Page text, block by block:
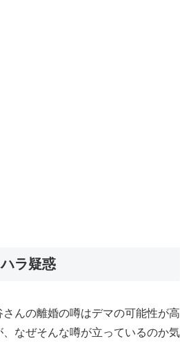
ラ疑惑
んの離婚の噂はデマの可能性が高
なぜそんな噂が立っているのか気